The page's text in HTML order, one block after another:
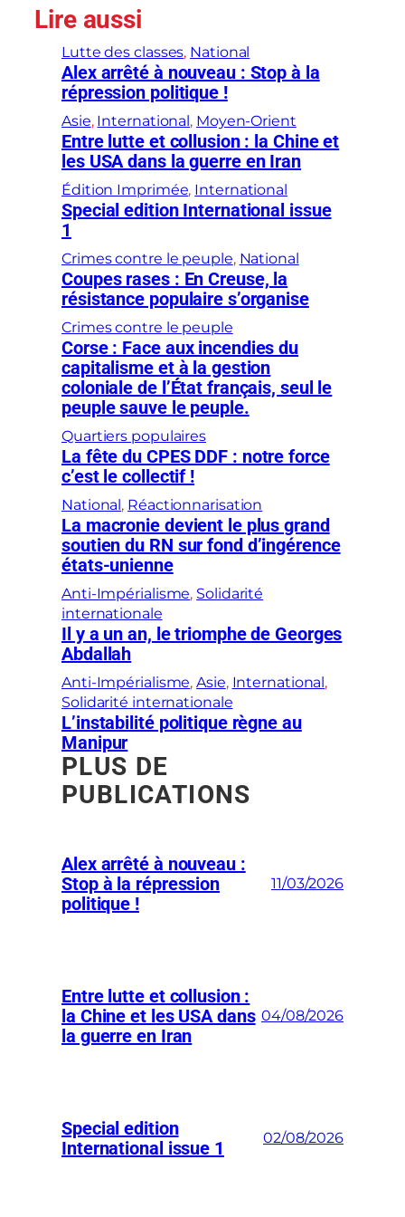
Lire aussi
Lutte des classes, National
Alex arrêté à nouveau : Stop à la
répression politique !
Asie, International , Moyen-Orient
Entre lutte et collusion : la Chine et
les USA dans la guerre en Iran
Édition Imprimée, International
Special edition International issue
1
Crimes contre le peuple, National
Coupes rases : En Creuse, la
résistance populaire s’organise
Crimes contre le peuple
Corse : Face aux incendies du
capitalisme et à la gestion
coloniale de l’État français, seul le
peuple sauve le peuple.
Quartiers populaires
La fête du CPES DDF : notre force
c’est le collectif !
National , Réactionnarisation
La macronie devient le plus grand
soutien du RN sur fond d’ingérence
états-unienne
Anti-Impérialisme, Solidarité
internationale
Il y a un an, le triomphe de Georges
Abdallah
Anti-Impérialisme, Asie, International
Solidarité internationale
L’instabilité politique règne au
Manipur
PLUS DE
PUBLICATIONS
Alex arrêté à nouveau :
Stop à la répression
politique !
11/03/2026
Entre lutte et collusion :
la Chine et les USA dans
la guerre en Iran
04/08/2026
Special edition
International issue 1
02/08/2026